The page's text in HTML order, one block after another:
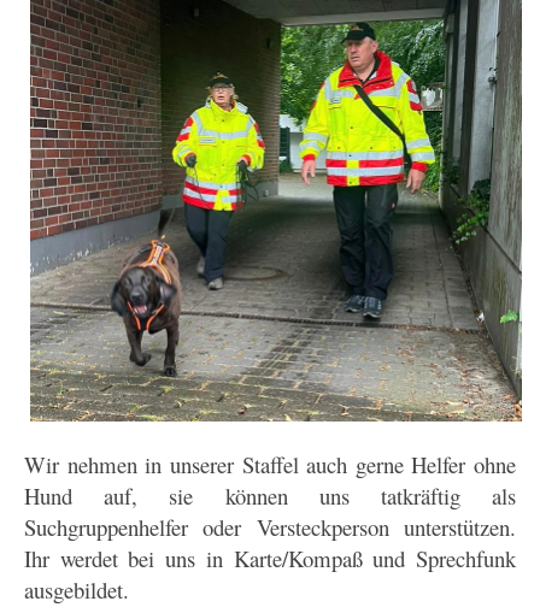
Wir nehmen in unserer Staffel auch gerne Helfer ohne
Hund auf, sie können uns tatkräftig als
Suchgruppenhelfer oder Versteckperson unterstützen.
Ihr werdet bei uns in Karte/Kompaß und Sprechfunk
ausgebildet.